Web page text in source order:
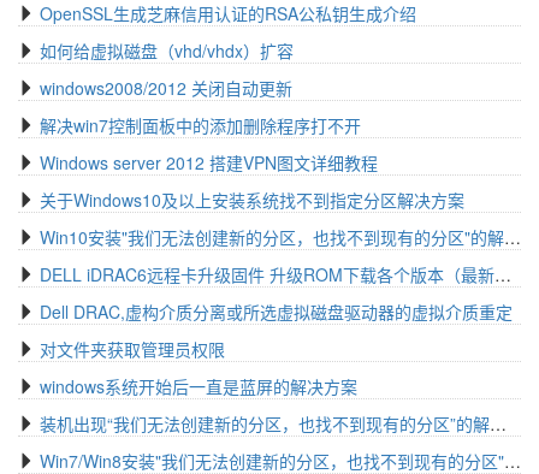
OpenSSL生成芝麻信用认证的RSA公私钥生成介绍
如何给虚拟磁盘（vhd/vhdx）扩容
windows2008/2012 关闭自动更新
解决win7控制面板中的添加删除程序打不开
Windows server 2012 搭建VPN图文详细教程
关于Windows10及以上安装系统找不到指定分区解决方案
Win10安装"我们无法创建新的分区，也找不到现有的分区"的解决方法
DELL iDRAC6远程卡升级固件 升级ROM下载各个版本（最新版本）
Dell DRAC,虚构介质分离或所选虚拟磁盘驱动器的虚拟介质重定
对文件夹获取管理员权限
windows系统开始后一直是蓝屏的解决方案
装机出现“我们无法创建新的分区，也找不到现有的分区”的解决办法
Win7/Win8安装"我们无法创建新的分区，也找不到现有的分区"的解决方法